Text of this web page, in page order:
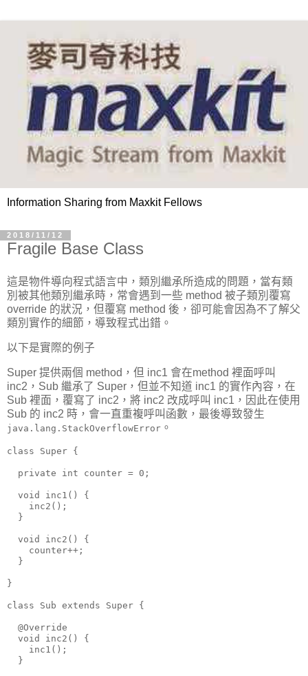
Information Sharing from Maxkit Fellows
2018/11/12
Fragile Base Class
這是物件導向程式語言中，類別繼承所造成的問題，當有類
別被其他類別繼承時，常會遇到一些 method 被子類別覆寫
override 的狀況，但覆寫 method 後，卻可能會因為不了解父
類別實作的細節，導致程式出錯。
以下是實際的例子
Super 提供兩個 method，但 inc1 會在method 裡面呼叫
inc2，Sub 繼承了 Super，但並不知道 inc1 的實作內容，在
Sub 裡面，覆寫了 inc2，將 inc2 改成呼叫 inc1，因此在使用
Sub 的 inc2 時，會一直重複呼叫函數，最後導致發生
java.lang.StackOverflowError 。
class Super {
  private int counter = 0;
  void inc1() {
    inc2();
  }
  void inc2() {
    counter++;
  }
}
class Sub extends Super {
  @Override
  void inc2() {
    inc1();
  }